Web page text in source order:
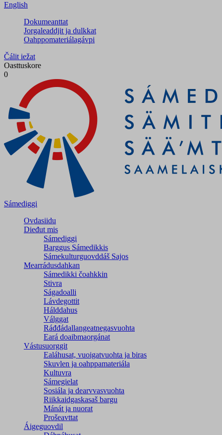
English
Dokumeanttat
Jorgaleaddjit ja dulkkat
Oahppomateriálagávpi
Čálit iežat
Oasttuskore
0
Sámediggi
Ovdasiidu
Dieđut mis
Sámediggi
Barggus Sámedikkis
Sámekulturguovddáš Sajos
Mearrádusdahkan
Sámedikki čoahkkin
Stivra
Ságadoalli
Lávdegottit
Hálddahus
Válggat
Ráđđádallangeatnegas­vuohta
Eará doaibmaorgánat
Vástusuorggit
Ealáhusat, vuoigatvuohta ja biras
Skuvlen ja oahppamateriála
Kultuvra
Sámegielat
Sosiála ja dearvvasvuohta
Riikkaidgaskasaš bargu
Mánát ja nuorat
Prošeavttat
Áigeguovdil